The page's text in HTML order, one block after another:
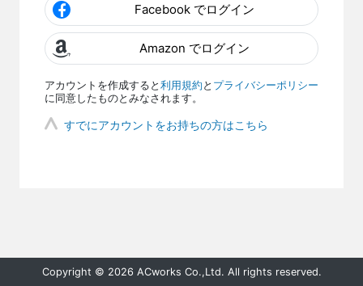
Facebook でログイン
Amazon でログイン
アカウントを作成すると 利用規約 と プライバシーポリシー
に同意したものとみなされます。
すでにアカウントをお持ちの方はこちら
Copyright © 2026 ACworks Co.,Ltd. All rights reserved.